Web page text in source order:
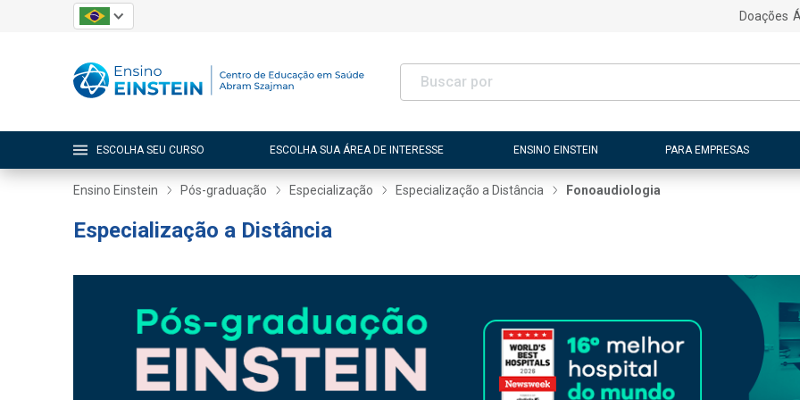
Doações
ESCOLHA SEU CURSO ESCOLHA SUA ÁREA DE INTERESSE ENSINO EINSTEIN PARA EMPRESAS
Ensino Einstein Pós-graduação Especialização Especialização a Distância Fonoaudiologia
Especialização a Distância